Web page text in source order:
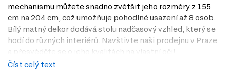
mechanismu můžete snadno zvětšit jeho rozměry z 155
cm na 204 cm, což umožňuje pohodlné usazení až 8 osob.
Bílý matný dekor dodává stolu nadčasový vzhled, který se
hodí do různých interiérů. Navštivte naši prodejnu v Praze
a přesvědčte se o jeho kvalitách na vlastní oči!
Charakteristiky, vlastnosti a výhody
Číst celý text